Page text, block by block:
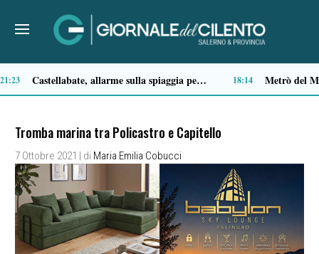
Tortorella celebra la Fiera di San Basilio: tra antichi mestieri, bestiame e la musica della Bandabardò 14:49 Premio Terre del Bussento, si alza il sipario: stasera Roberto Fico apre l’11ª edizione 14:35
Tromba marina tra Policastro e Capitello
7 Ottobre 2021 | di Maria Emilia Cobucci